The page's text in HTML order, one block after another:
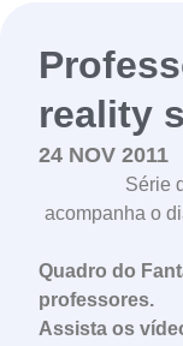
reality
24 NOV 2011
Série
acompanha o
Quadro do
professores.
Assista os